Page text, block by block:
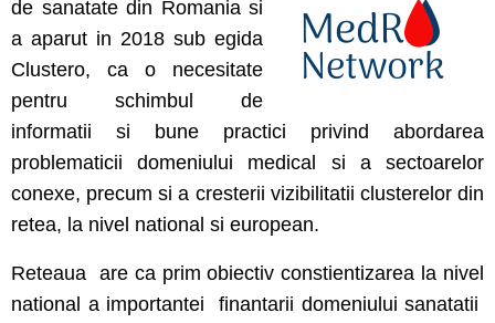
de sanatate din Romania si
a aparut in 2018 sub egida
Clustero, ca o necesitate
pentru schimbul de
informatii si bune practici privind abordarea
problematicii domeniului medical si a sectoarelor
conexe, precum si a cresterii vizibilitatii clusterelor din
retea, la nivel national si european.
Reteaua are ca prim obiectiv constientizarea la nivel
national a importantei finantarii domeniului sanatatii